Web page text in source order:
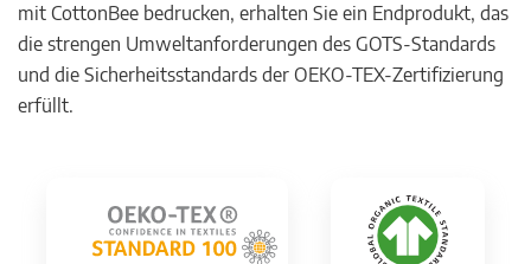
mit CottonBee bedrucken, erhalten Sie ein Endprodukt, das
die strengen Umweltanforderungen des GOTS-Standards
und die Sicherheitsstandards der OEKO-TEX-Zertifizierung
erfüllt.